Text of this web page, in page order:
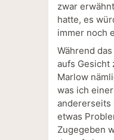
zwar
hatte, es
immer noch
Während
aufs Gesicht
Marlow
was ich
etwas
Zugegeben